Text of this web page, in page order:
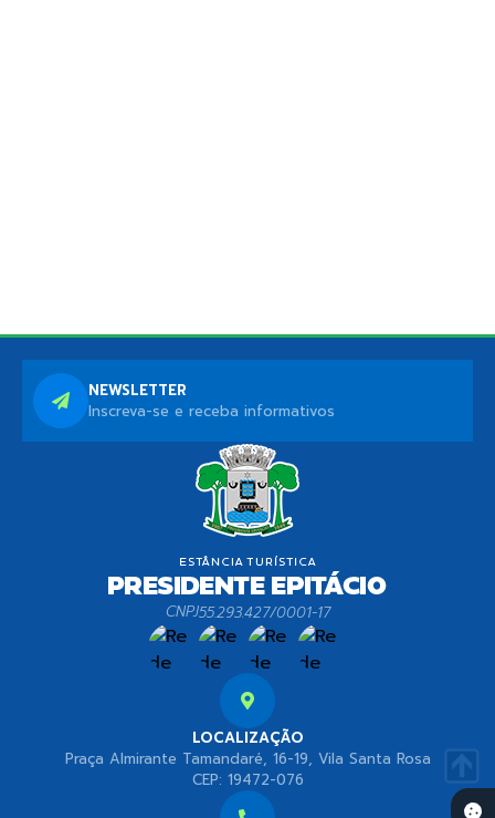
LOCALIZAÇÃO
Praça Almirante Tamandaré, 16-19, Vila Santa Rosa
CEP: 19472-076
CNPJ55.293.427/0001-17
NEWSLETTER
Inscreva-se e receba informativos